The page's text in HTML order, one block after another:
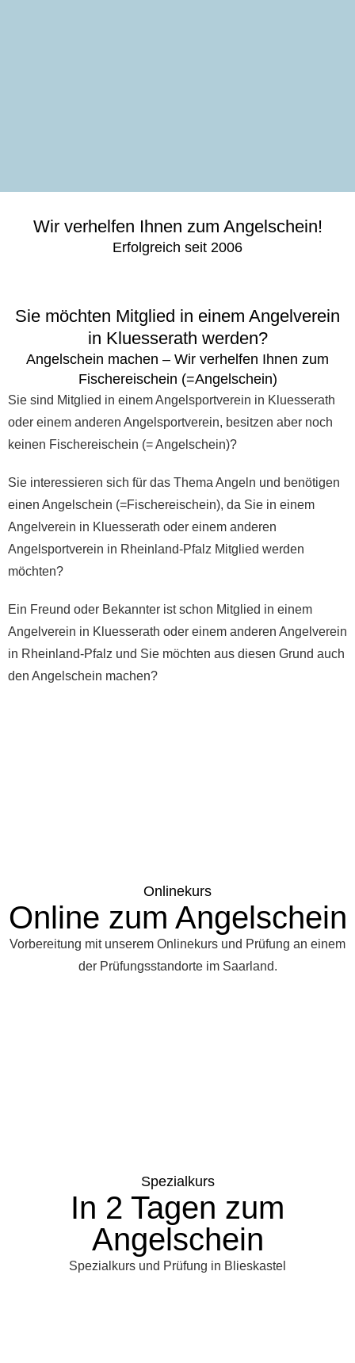
Wir verhelfen Ihnen zum Angelschein!
Erfolgreich seit 2006
Sie möchten Mitglied in einem Angelverein
in Kluesserath werden?
Angelschein machen – Wir verhelfen Ihnen zum
Fischereischein (=Angelschein)
Sie sind Mitglied in einem Angelsportverein in Kluesserath
oder einem anderen Angelsportverein, besitzen aber noch
keinen Fischereischein (= Angelschein)?
Sie interessieren sich für das Thema Angeln und benötigen
einen Angelschein (=Fischereischein), da Sie in einem
Angelverein in Kluesserath oder einem anderen
Angelsportverein in Rheinland-Pfalz Mitglied werden
möchten?
Ein Freund oder Bekannter ist schon Mitglied in einem
Angelverein in Kluesserath oder einem anderen Angelverein
in Rheinland-Pfalz und Sie möchten aus diesen Grund auch
den Angelschein machen?
Onlinekurs
Online zum Angelschein
Vorbereitung mit unserem Onlinekurs und Prüfung an einem
der Prüfungsstandorte im Saarland.
Spezialkurs
In 2 Tagen zum
Angelschein
Spezialkurs und Prüfung in Blieskastel